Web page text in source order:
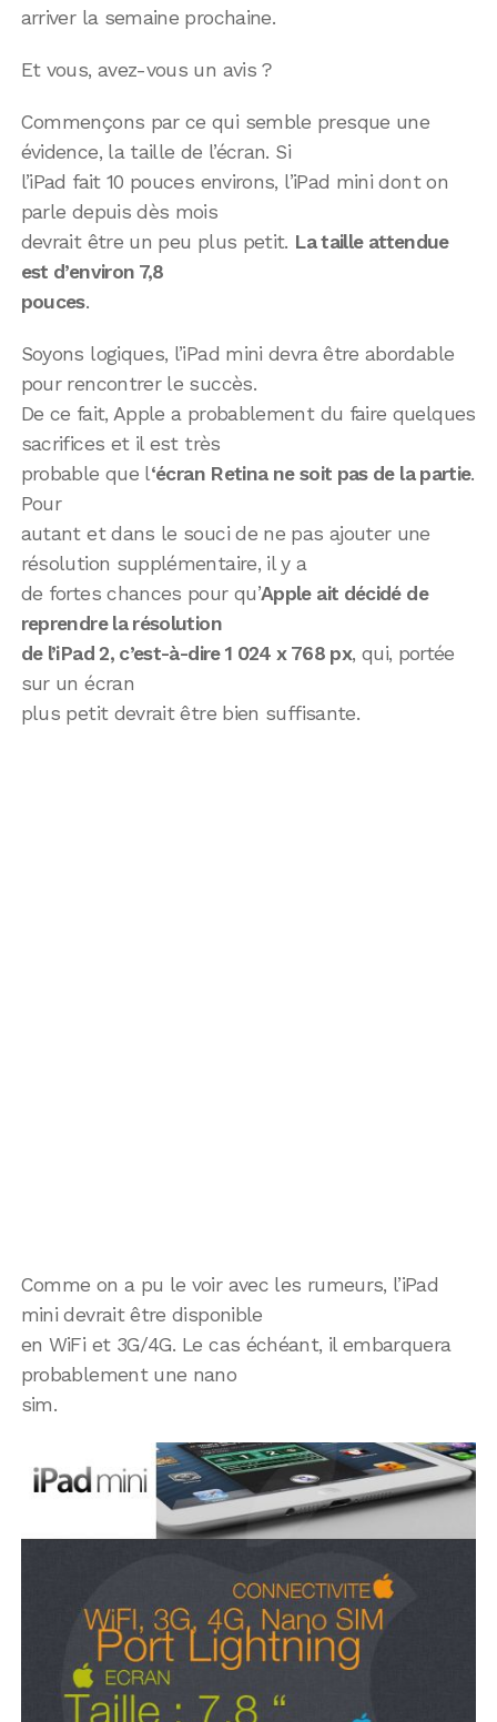
arriver la semaine prochaine.
Et vous, avez-vous un avis ?
Commençons par ce qui semble presque une
évidence, la taille de l’écran. Si
l’iPad fait 10 pouces environs, l’iPad mini dont on
parle depuis dès mois
devrait être un peu plus petit. La taille attendue
est d’environ 7,8
pouces.
Soyons logiques, l’iPad mini devra être abordable
pour rencontrer le succès.
De ce fait, Apple a probablement du faire quelques
sacrifices et il est très
probable que l‘écran Retina ne soit pas de la partie.
Pour
autant et dans le souci de ne pas ajouter une
résolution supplémentaire, il y a
de fortes chances pour qu’Apple ait décidé de
reprendre la résolution
de l’iPad 2, c’est-à-dire 1 024 x 768 px, qui, portée
sur un écran
plus petit devrait être bien suffisante.
Comme on a pu le voir avec les rumeurs, l’iPad
mini devrait être disponible
en WiFi et 3G/4G. Le cas échéant, il embarquera
probablement une nano
sim.